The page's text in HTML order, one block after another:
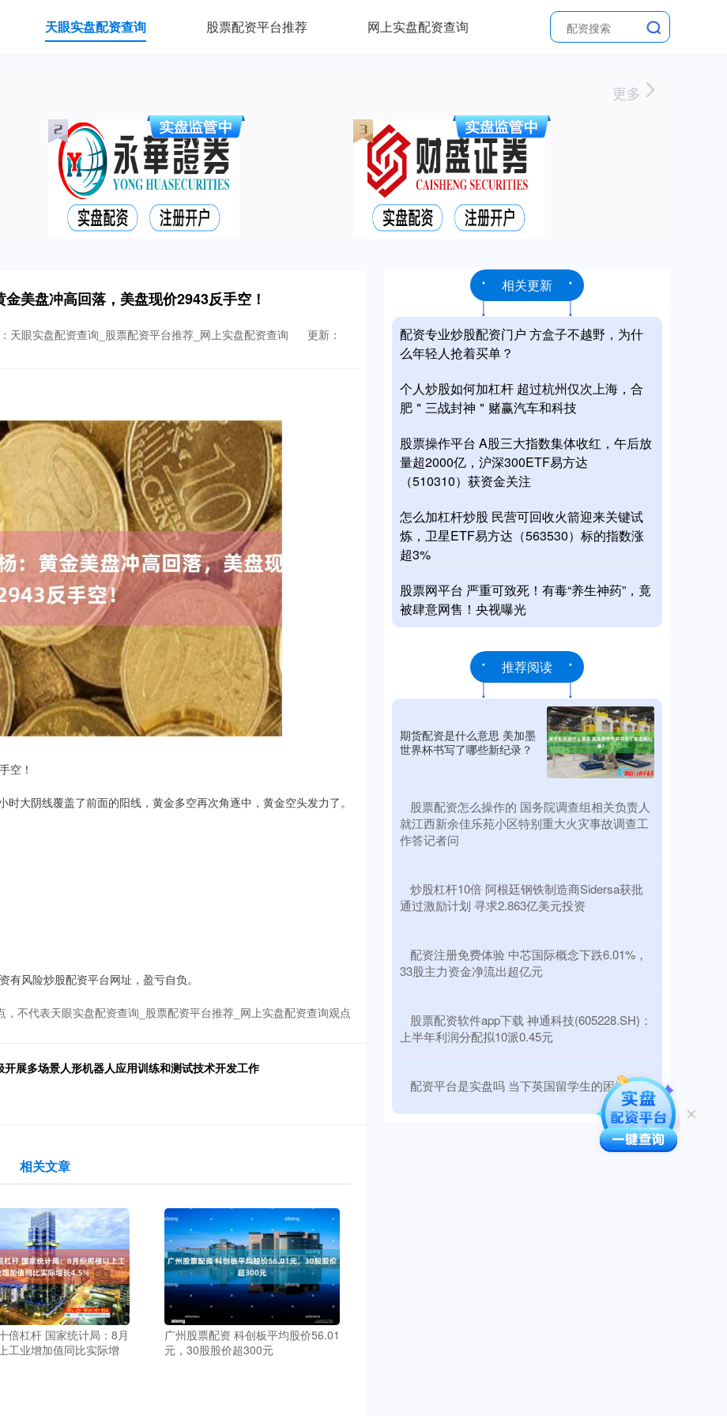
天眼实盘配资查询 股票配资平台推荐 网上实盘配资查询
更多
美盘冲高回落，美盘现价2943反手空！
天眼实盘配资查询_股票配资平台推荐_网上实盘配资查询
更新：
空！
大阴线覆盖了前面的阳线，黄金多空再次角逐中，黄金空头发力了。
风险炒股配资平台网址，盈亏自负。
，不代表天眼实盘配资查询_股票配资平台推荐_网上实盘配资查询观点
展多场景人形机器人应用训练和测试技术开发工作
相关文章
倍杠杆 国家统计局：8月
工业增加值同比实际增
广州股票配资 科创板平均股价56.01
元，30股股价超300元
相关更新
配资专业炒股配资门户 方盒子不越野，为什
么年轻人抢着买单？
个人炒股如何加杠杆 超过杭州仅次上海，合
肥＂三战封神＂赌赢汽车和科技
股票操作平台 A股三大指数集体收红，午后放
量超2000亿，沪深300ETF易方达
（510310）获资金关注
怎么加杠杆炒股 民营可回收火箭迎来关键试
炼，卫星ETF易方达（563530）标的指数涨
超3%
股票网平台 严重可致死！有毒“养生神药”，竟
被肆意网售！央视曝光
推荐阅读
期货配资是什么意思 美加墨
世界杯书写了哪些新纪录？
​股票配资怎么操作的 国务院调查组相关负责人
就江西新余佳乐苑小区特别重大火灾事故调查工
作答记者问
​炒股杠杆10倍 阿根廷钢铁制造商Sidersa获批
通过激励计划 寻求2.863亿美元投资
​配资注册免费体验 中芯国际概念下跌6.01%，
33股主力资金净流出超亿元
​股票配资软件app下载 神通科技(605228.SH)：
上半年利润分配拟10派0.45元
​配资平台是实盘吗 当下英国留学生的困境